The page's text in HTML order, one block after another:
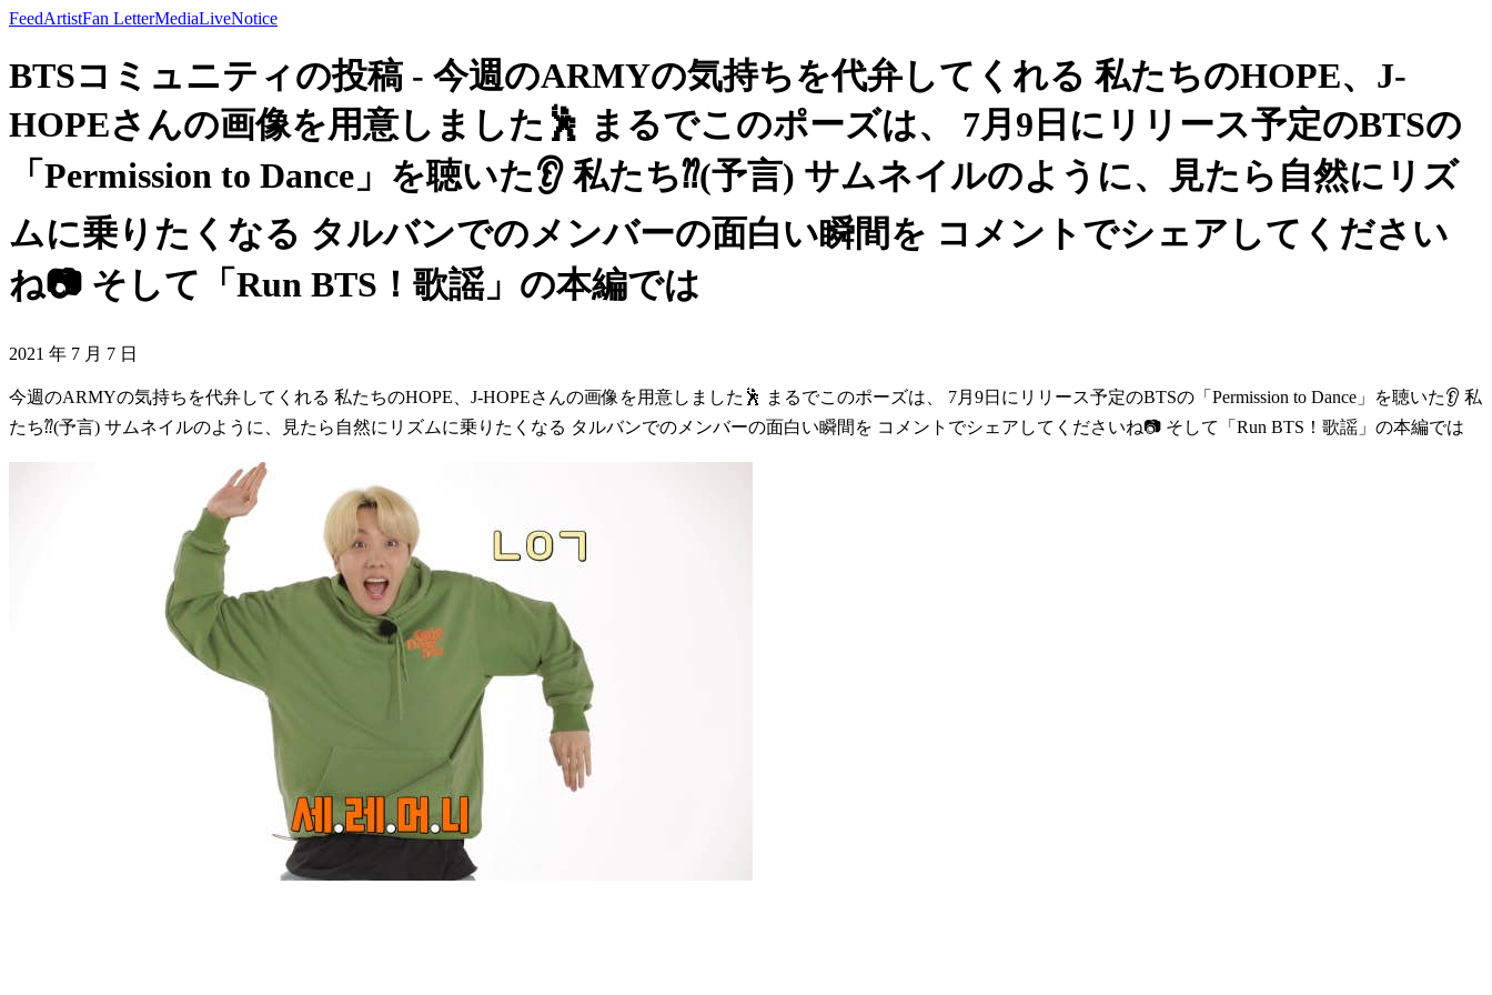
FeedArtistFan LetterMediaLiveNotice
BTSコミュニティの投稿 - 今週のARMYの気持ちを代弁してくれる 私たちのHOPE、J-
HOPEさんの画像を用意しました🕺 まるでこのポーズは、 7月9日にリリース予定のBTSの
「Permission to Dance」を聴いた👂 私たち⁇(予言) サムネイルのように、見たら自然にリズ
ムに乗りたくなる タルバンでのメンバーの面白い瞬間を コメントでシェアしてください
ね📷 そして「Run BTS！歌謡」の本編では
2021 年 7 月 7 日
今週のARMYの気持ちを代弁してくれる 私たちのHOPE、J-HOPEさんの画像を用意しました🕺 まるでこのポーズは、 7月9日にリリース予定のBTSの「Permission to Dance」を聴いた👂 私
たち⁇(予言) サムネイルのように、見たら自然にリズムに乗りたくなる タルバンでのメンバーの面白い瞬間を コメントでシェアしてくださいね📷 そして「Run BTS！歌謡」の本編では